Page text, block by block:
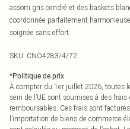
assorti gris cendré et des baskets
coordonnée parfaitement
soignée sans effort.
SKU: CNO4283/4/72
*Politique de prix
À compter du 1er juillet 2026, toutes
sein de l’UE sont soumises à des
remboursables. Ces frais sont
l’importation de biens de commerce